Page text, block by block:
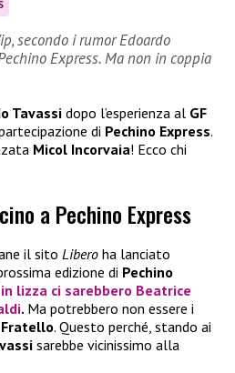
secondo i rumor Edoardo
Express. Ma non in coppia
Tavassi dopo l’esperienza al GF
di Pechino Express.
Micol Incorvaia! Ecco chi
a Pechino Express
il sito Libero ha lanciato
edizione di Pechino
in lizza ci sarebbero Beatrice
. Ma potrebbero non essere i
. Questo perché, stando ai
sarebbe vicinissimo alla